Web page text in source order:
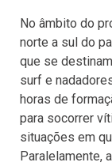
No âmbito do
norte a sul do
que se
surf e
horas de
para socorrer
situações em
Paralelamente,